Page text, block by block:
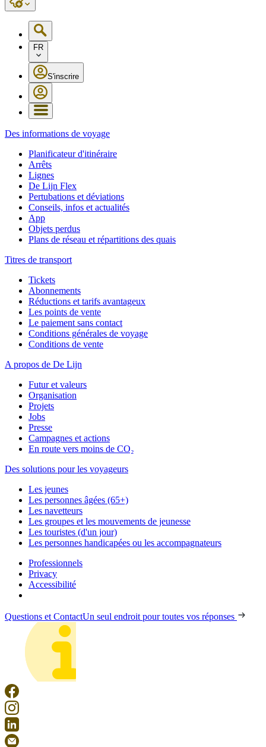
FR
S'inscrire
Des informations de voyage
Planificateur d'itinéraire
Arrêts
Lignes
De Lijn Flex
Pertubations et déviations
Conseils, infos et actualités
App
Objets perdus
Plans de réseau et répartitions des quais
Titres de transport
Tickets
Abonnements
Réductions et tarifs avantageux
Les points de vente
Le paiement sans contact
Conditions générales de voyage
Conditions de vente
A propos de De Lijn
Futur et valeurs
Organisation
Projets
Jobs
Presse
Campagnes et actions
En route vers moins de CO₂
Des solutions pour les voyageurs
Les jeunes
Les personnes âgées (65+)
Les navetteurs
Les groupes et les mouvements de jeunesse
Les touristes (d'un jour)
Les personnes handicapées ou les accompagnateurs
Professionnels
Privacy
Accessibilité
Questions et ContactUn seul endroit pour toutes vos réponses